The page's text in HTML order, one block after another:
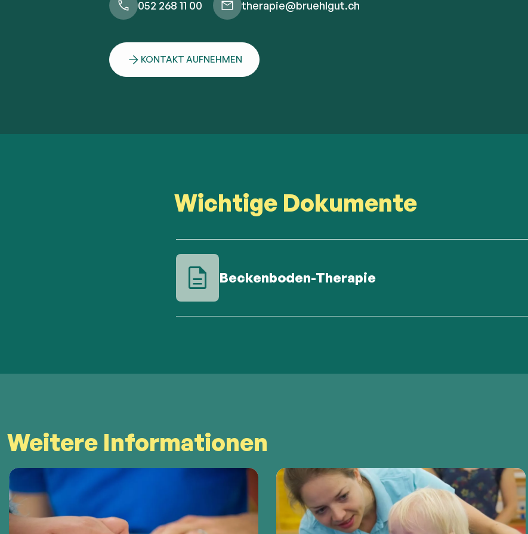
052 268 11 00 therapie@bruehlgut.ch
KONTAKT AUFNEHMEN
Wichtige Dokumente
Beckenboden-Therapie
Weitere Informationen